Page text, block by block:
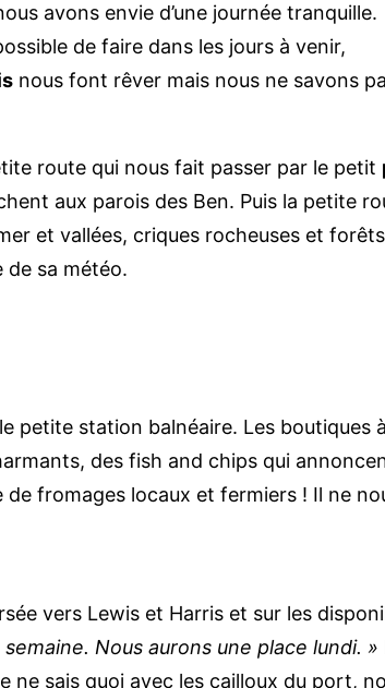
avons envie d’une journée tranquille.
de faire dans les jours à venir,
nous font rêver mais nous ne savons
route qui nous fait passer par le petit
aux parois des Ben. Puis la petite
et vallées, criques rocheuses et
de sa météo.
petite station balnéaire. Les boutiques
des fish and chips qui
fromages locaux et fermiers ! Il ne
vers Lewis et Harris et sur les
Nous aurons une place lundi. »
sais quoi avec les cailloux du port,